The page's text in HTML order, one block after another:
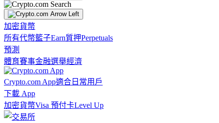
加密貨幣
所有代幣籃子Earn質押Perpetuals
預測
體育賽事金融選舉經濟
Crypto.com App適合日常用戶
下載 App
加密貨幣Visa 預付卡Level Up